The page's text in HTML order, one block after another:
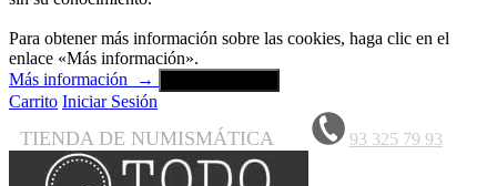
Para obtener más información sobre las cookies, haga clic en el
enlace «Más información».
Más información
→
Carrito Iniciar Sesión
TIENDA DE NUMISMÁTICA 93 325 79 93